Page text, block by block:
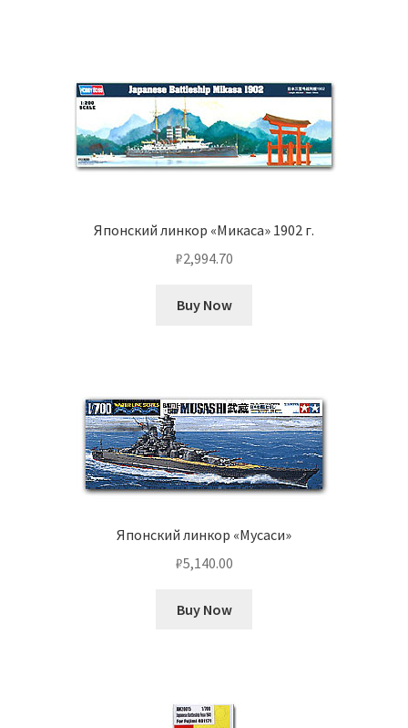
Японский линкор «Микаса» 1902 г.
₽2,994.70
Buy Now
Японский линкор «Мусаси»
₽5,140.00
Buy Now